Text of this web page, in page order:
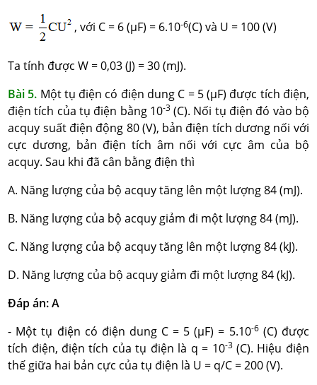
, với C = 6 (μF) = 6.10-6(C) và U = 100 (V)
Ta tính được W = 0,03 (J) = 30 (mJ).
Bài 5. Một tụ điện có điện dung C = 5 (μF) được tích điện,
điện tích của tụ điện bằng 10-3 (C). Nối tụ điện đó vào bộ
acquy suất điện động 80 (V), bản điện tích dương nối với
cực dương, bản điện tích âm nối với cực âm của bộ
acquy. Sau khi đã cân bằng điện thì
A. Năng lượng của bộ acquy tăng lên một lượng 84 (mJ).
B. Năng lượng của bộ acquy giảm đi một lượng 84 (mJ).
C. Năng lượng của bộ acquy tăng lên một lượng 84 (kJ).
D. Năng lượng của bộ acquy giảm đi một lượng 84 (kJ).
Đáp án: A
- Một tụ điện có điện dung C = 5 (μF) = 5.10-6 (C) được
tích điện, điện tích của tụ điện là q = 10-3 (C). Hiệu điện
thế giữa hai bản cực của tụ điện là U = q/C = 200 (V).